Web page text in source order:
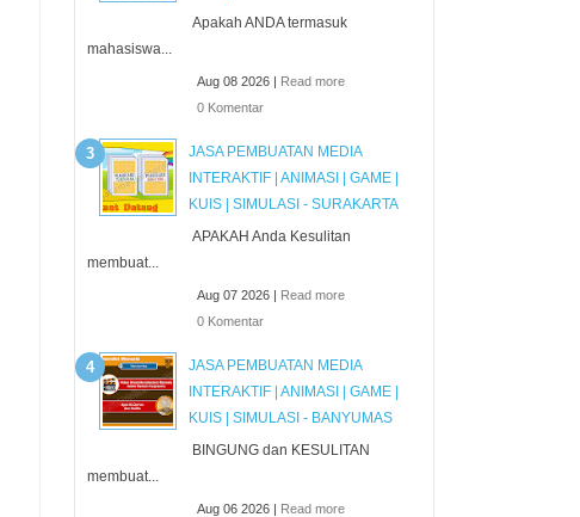
Apakah ANDA termasuk
mahasiswa...
Aug 08 2026 | Read more
0 Komentar
JASA PEMBUATAN MEDIA
INTERAKTIF | ANIMASI | GAME |
KUIS | SIMULASI - SURAKARTA
APAKAH Anda Kesulitan
membuat...
Aug 07 2026 | Read more
0 Komentar
JASA PEMBUATAN MEDIA
INTERAKTIF | ANIMASI | GAME |
KUIS | SIMULASI - BANYUMAS
BINGUNG dan KESULITAN
membuat...
Aug 06 2026 | Read more